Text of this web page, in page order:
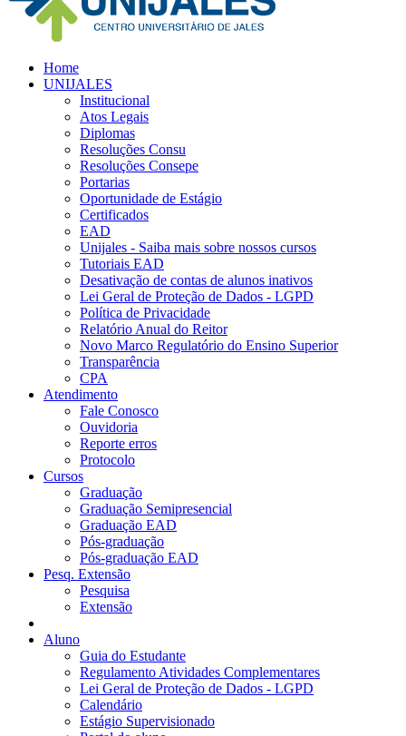
Home
UNIJALES
Institucional
Atos Legais
Diplomas
Resoluções Consu
Resoluções Consepe
Portarias
Oportunidade de Estágio
Certificados
EAD
Unijales - Saiba mais sobre nossos cursos
Tutoriais EAD
Desativação de contas de alunos inativos
Lei Geral de Proteção de Dados - LGPD
Política de Privacidade
Relatório Anual do Reitor
Novo Marco Regulatório do Ensino Superior
Transparência
CPA
Atendimento
Fale Conosco
Ouvidoria
Reporte erros
Protocolo
Cursos
Graduação
Graduação Semipresencial
Graduação EAD
Pós-graduação
Pós-graduação EAD
Pesq. Extensão
Pesquisa
Extensão
Aluno
Guia do Estudante
Regulamento Atividades Complementares
Lei Geral de Proteção de Dados - LGPD
Calendário
Estágio Supervisionado